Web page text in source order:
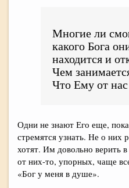
Многие ли
какого Бога
находится и
Чем
Что Ему от
Одни не знают Его еще,
стремятся узнать. Не о них
хотят. Им довольно верить
от них-то, упорных, чаще
«Бог у меня в душе».